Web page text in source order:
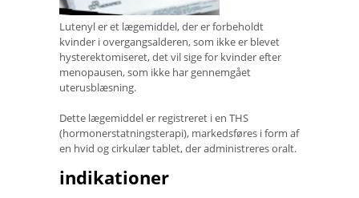
Lutenyl er et lægemiddel, der er forbeholdt
kvinder i overgangsalderen, som ikke er blevet
hysterektomiseret, det vil sige for kvinder efter
menopausen, som ikke har gennemgået
uterusblæsning.
Dette lægemiddel er registreret i en THS
(hormonerstatningsterapi), markedsføres i form af
en hvid og cirkulær tablet, der administreres oralt.
indikationer